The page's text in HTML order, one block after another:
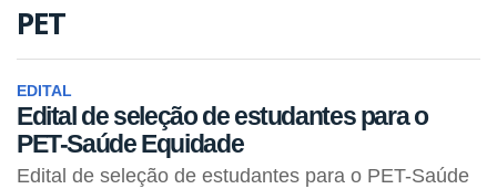
PET
EDITAL
Edital de seleção de estudantes para o
PET-Saúde Equidade
Edital de seleção de estudantes para o PET-Saúde